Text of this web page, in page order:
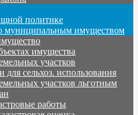
политике
муниципальным имуществом
имущества
участков
для сельхоз. использования
участков льготным
работы